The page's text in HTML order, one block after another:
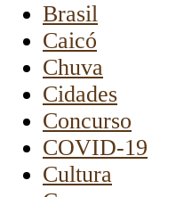
Brasil
Caicó
Chuva
Cidades
Concurso
COVID-19
Cultura